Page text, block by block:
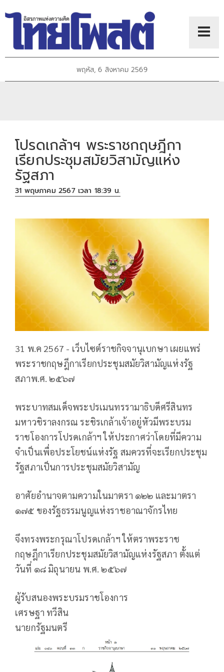
พฤหัส, 6 สิงหาคม 2569
โปรดเกล้าฯ พระราชกฤษฎีกา
เรียกประชุมสมัยวิสามัญแห่ง
รัฐสภา
31 พฤษภาคม 2567 เวลา 18:39 น.
31 พ.ค 2567 - เว็บไซต์ราชกิจจานุเบกษา เผยแพร่
พระราชกฤษฎีกาเรียกประชุมสมัยวิสามัญแห่งรัฐ
สภาพ.ศ. ๒๕๖๗
พระบาทสมเด็จพระปรเมนทรรามาธิบดีศรีสินทร
มหาวชิราลงกรณ ระชิรเกล้าเจ้าอยู่หัวมีพระบรม
ราชโองการโปรดเกล้าฯ ให้ประกาศว่าโดยที่มีความ
จำเป็นเพื่อประโยชน์แห่งรัฐ สมควรที่จะเรียกประชุม
รัฐสภาเป็นการประชุมสมัยวิสามัญ
อาศัยอำนาจตามความในมาตรา ๑๒๒ และมาตรา
๑๗๕ ของรัฐธรรมนูญแห่งราชอาณาจักรไทย
จึงทรงพระกรุณาโปรดเกล้าฯ ให้ตราพระราช
กฤษฎีกาเรียกประชุมสมัยวิสามัญแห่งรัฐสภา ตั้งแต่
วันที่ ๑๘ มิถุนายน พ.ศ. ๒๕๖๗
ผู้รับสนองพระบรมราชโองการ
เศรษฐา ทวีสิน
นายกรัฐมนตรี